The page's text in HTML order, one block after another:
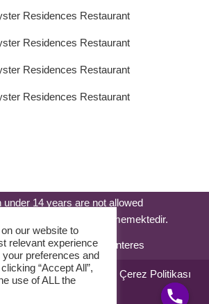
under 14 years are not allowed
küçük çocuklar kabul edilmemektedir.
Kullanım Sözleşmesi
Çerez Politikası
our website to
relevant experience
preferences and
“Accept All”,
use of ALL the